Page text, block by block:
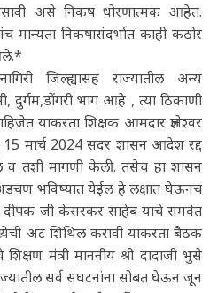
असे निकष धोरणात्मक आहेत.
मान्यता निकषासंदर्भात काही कठोर
जिल्ह्यासह राज्यातील अन्य
दुर्गम,डोंगरी भाग आहे , त्या ठिकाणी
याकरता शिक्षक आमदार ज्ञानेश्वर
15 मार्च 2024 सदर शासन आदेश रद्द
व तशी मागणी केली. तसेच हा शासन
अडचण भविष्यात येईल हे लक्षात घेऊनच
दीपक जी केसरकर साहेब यांचे समवेत
अट शिथिल करावी याकरता बैठक
मंत्री माननीय श्री दादाजी भुसे
सर्व संघटनांना सोबत घेऊन जून